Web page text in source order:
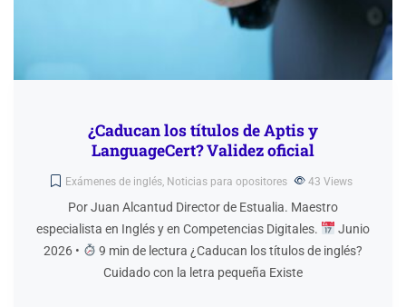
¿Caducan los títulos de Aptis y
LanguageCert? Validez oficial
Exámenes de inglés Noticias para opositores 43 Views
Por Juan Alcantud Director de Estualia. Maestro
especialista en Inglés y en Competencias Digitales.
Junio
2026 •
9 min de lectura ¿Caducan los títulos de inglés?
Cuidado con la letra pequeña Existe